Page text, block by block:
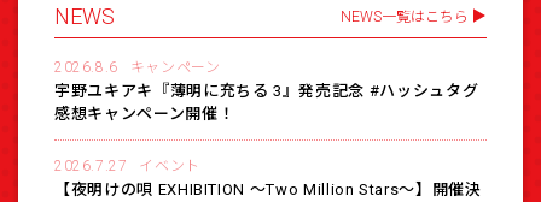
NEWS NEWS一覧はこちら
2026.8.6 キャンペーン
宇野ユキアキ『薄明に充ちる 3』発売記念 #ハッシュタグ
感想キャンペーン開催！
2026.7.27 イベント
【夜明けの唄 EXHIBITION 〜Two Million Stars〜】開催決